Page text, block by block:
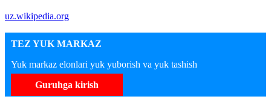
uz.wikipedia.org
TEZ YUK MARKAZ
Yuk markaz elonlari yuk yuborish va yuk tashish
Guruhga kirish